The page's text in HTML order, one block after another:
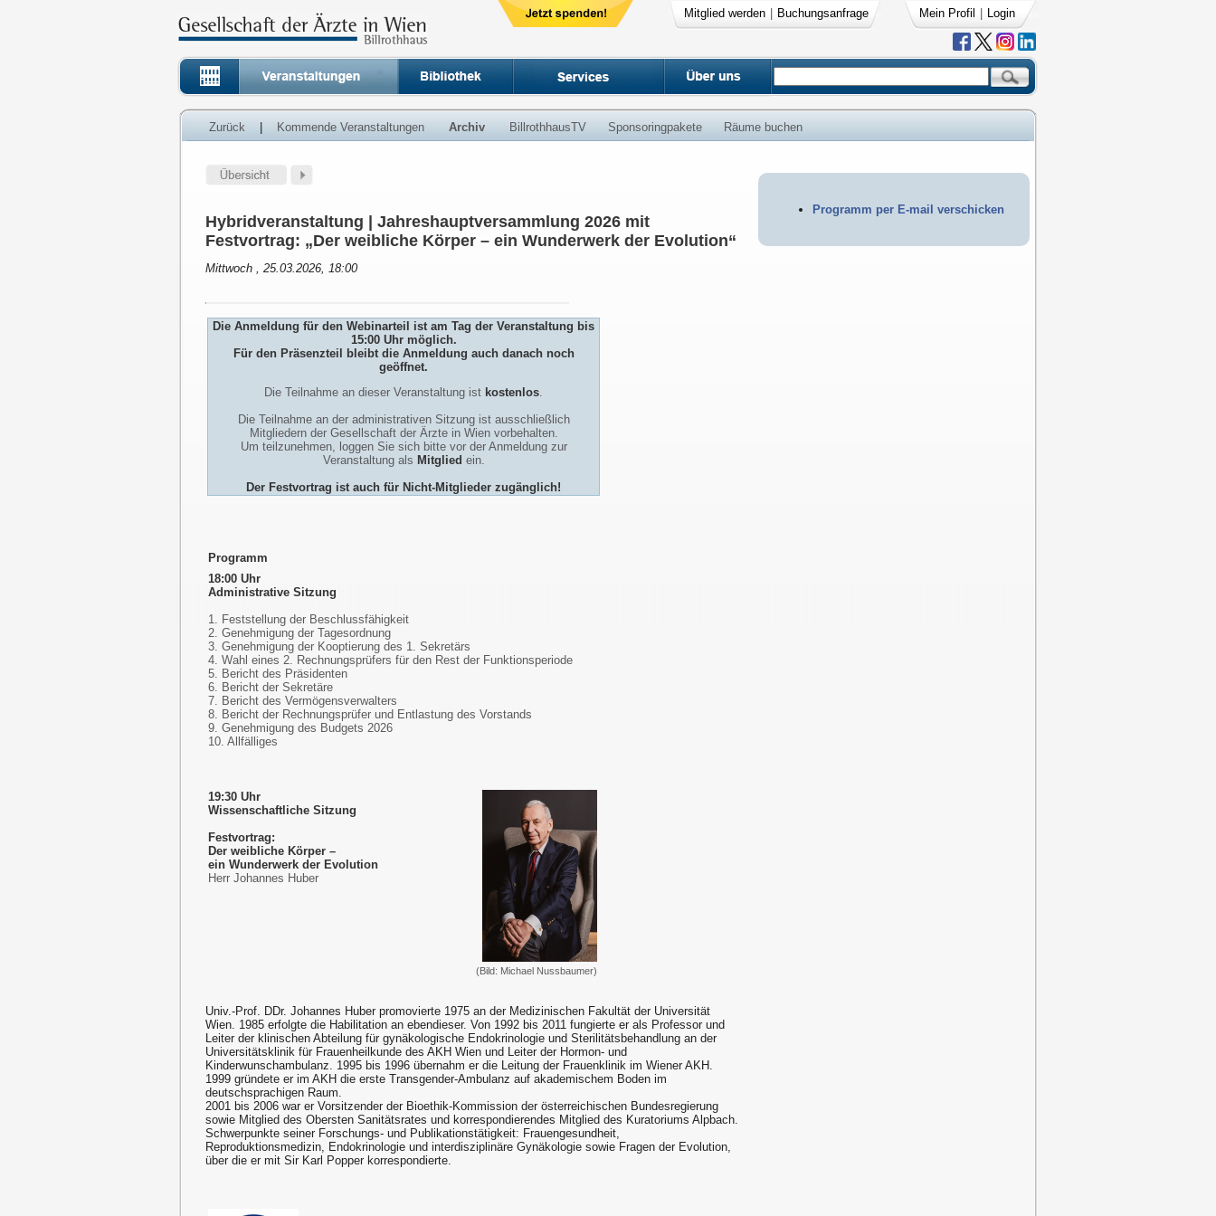
Mitglied werden Buchungsanfrage Mein Profil Login
Zurück Kommende Veranstaltungen Archiv BillrothhausTV Sponsoringpakete Räume buchen
Programm per E-mail verschicken
Hybridveranstaltung | Jahreshauptversammlung 2026 mit
Festvortrag: „Der weibliche Körper – ein Wunderwerk der Evolution“
Mittwoch , 25.03.2026, 18:00
Die Anmeldung für den Webinarteil ist am Tag der Veranstaltung bis
15:00 Uhr möglich.
Für den Präsenzteil bleibt die Anmeldung auch danach noch
geöffnet.
Die Teilnahme an dieser Veranstaltung ist kostenlos.
Die Teilnahme an der administrativen Sitzung ist ausschließlich
Mitgliedern der Gesellschaft der Ärzte in Wien vorbehalten.
Um teilzunehmen, loggen Sie sich bitte vor der Anmeldung zur
Veranstaltung als Mitglied ein.
Der Festvortrag ist auch für Nicht-Mitglieder zugänglich!
Programm
18:00 Uhr
Administrative Sitzung
1. Feststellung der Beschlussfähigkeit
2. Genehmigung der Tagesordnung
3. Genehmigung der Kooptierung des 1. Sekretärs
4. Wahl eines 2. Rechnungsprüfers für den Rest der Funktionsperiode
5. Bericht des Präsidenten
6. Bericht der Sekretäre
7. Bericht des Vermögensverwalters
8. Bericht der Rechnungsprüfer und Entlastung des Vorstands
9. Genehmigung des Budgets 2026
10. Allfälliges
19:30 Uhr
Wissenschaftliche Sitzung
Festvortrag:
Der weibliche Körper –
ein Wunderwerk der Evolution
Herr Johannes Huber
(Bild: Michael Nussbaumer)
Univ.-Prof. DDr. Johannes Huber promovierte 1975 an der Medizinischen Fakultät der Universität
Wien. 1985 erfolgte die Habilitation an ebendieser. Von 1992 bis 2011 fungierte er als Professor und
Leiter der klinischen Abteilung für gynäkologische Endokrinologie und Sterilitätsbehandlung an der
Universitätsklinik für Frauenheilkunde des AKH Wien und Leiter der Hormon- und
Kinderwunschambulanz. 1995 bis 1996 übernahm er die Leitung der Frauenklinik im Wiener AKH.
1999 gründete er im AKH die erste Transgender-Ambulanz auf akademischem Boden im
deutschsprachigen Raum.
2001 bis 2006 war er Vorsitzender der Bioethik-Kommission der österreichischen Bundesregierung
sowie Mitglied des Obersten Sanitätsrates und korrespondierendes Mitglied des Kuratoriums Alpbach.
Schwerpunkte seiner Forschungs- und Publikationstätigkeit: Frauengesundheit,
Reproduktionsmedizin, Endokrinologie und interdisziplinäre Gynäkologie sowie Fragen der Evolution,
über die er mit Sir Karl Popper korrespondierte.